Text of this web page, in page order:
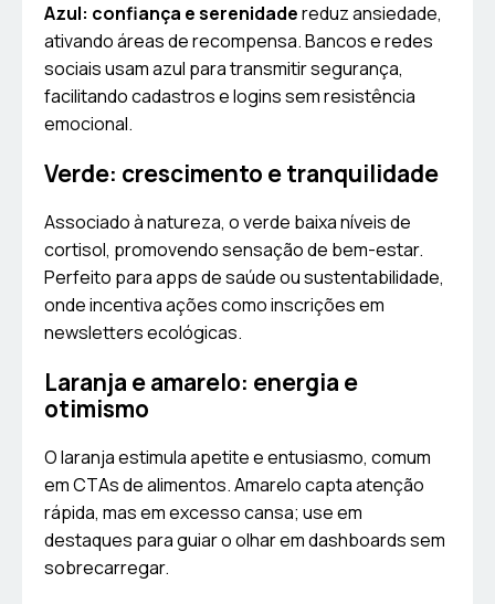
Azul: confiança e serenidadereduz ansiedade,
ativando áreas de recompensa. Bancos e redes
sociais usam azul para transmitir segurança,
facilitando cadastros e logins sem resistência
emocional.
Verde: crescimento e tranquilidade
Associado à natureza, o verde baixa níveis de
cortisol, promovendo sensação de bem-estar.
Perfeito para apps de saúde ou sustentabilidade,
onde incentiva ações como inscrições em
newsletters ecológicas.
Laranja e amarelo: energia e
otimismo
O laranja estimula apetite e entusiasmo, comum
em CTAs de alimentos. Amarelo capta atenção
rápida, mas em excesso cansa; use em
destaques para guiar o olhar em dashboards sem
sobrecarregar.